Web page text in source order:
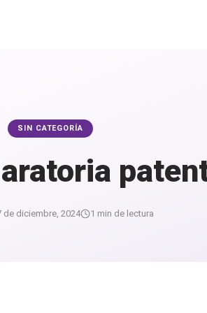
SIN CATEGORÍA
de diciembre, 2024 1 min de lectura